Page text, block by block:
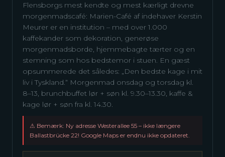
Flensborgs mest kendte og mest kærligt drevne
morgenmadscafé: Marien-Café af indehaver Kerstin
Meurer er en institution – med over 1.000
kaffekander som dekoration, generøse
morgenmadsborde, hjemmebagte tærter og en
stemning som hos bedstemor i stuen. En gæst
opsummerede det således: „Den bedste kage i mit
liv i Tyskland.“ Morgenmad onsdag og torsdag kl.
8–13, brunchbuffet lør + søn kl. 9.30–13.30, kaffe &
kage lør + søn fra kl. 14.30.
⚠ Bemærk: Ny adresse Westerallee 55 – ikke længere
Ballastbrücke 22! Google Maps er endnu ikke opdateret.